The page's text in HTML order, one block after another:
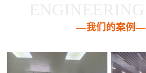
—我们的案例—